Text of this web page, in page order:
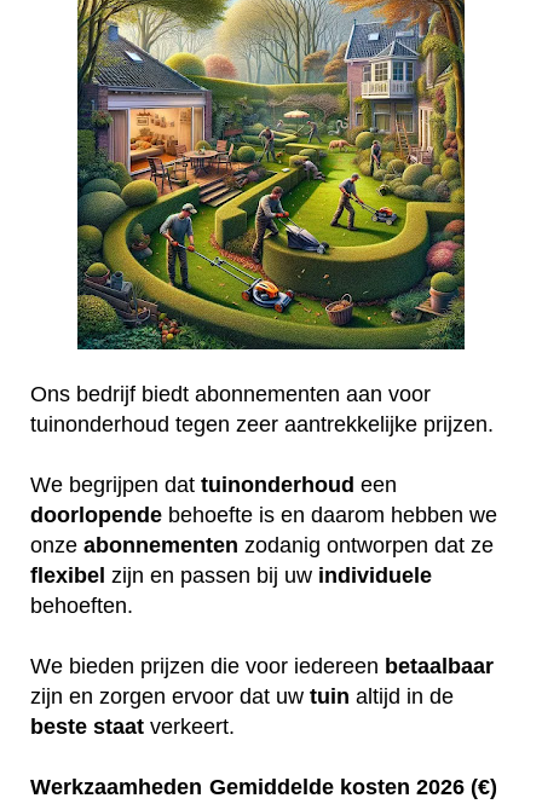
Ons bedrijf biedt abonnementen aan voor
tuinonderhoud tegen zeer aantrekkelijke prijzen.
We begrijpen dat tuinonderhoud een
doorlopende behoefte is en daarom hebben we
onze abonnementen zodanig ontworpen dat ze
flexibel zijn en passen bij uw individuele
behoeften.
We bieden prijzen die voor iedereen betaalbaar
zijn en zorgen ervoor dat uw tuin altijd in de
beste staat verkeert.
Werkzaamheden Gemiddelde kosten 2026 (€)